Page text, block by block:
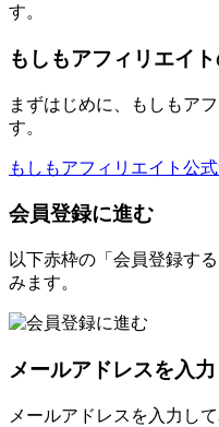
す。
もしもアフィリエイ
まずはじめに、もしもア
す。
もしもアフィリエイト公式
会員登録に進む
以下赤枠の「会員登録す
みます。
メールアドレスを入
メールアドレスを入力し